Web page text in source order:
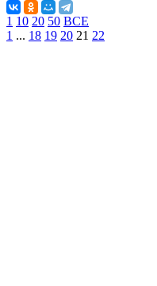
1 10 20 50 ВСЕ
1 ... 18 19 20 21 22